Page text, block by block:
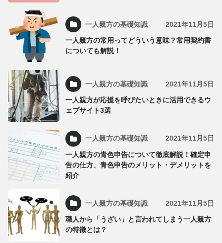
一人親方の基礎知識 2021年11月5日
一人親方の常用ってどういう意味？常用契約書
についても解説！
一人親方の基礎知識 2021年11月5日
一人親方が応援を呼びたいときに活用できるウ
ェブサイト3選
一人親方の基礎知識 2021年11月5日
一人親方の青色申告について徹底解説！確定申
告の仕方、青色申告のメリット・デメリットを
紹介
一人親方の基礎知識 2021年11月5日
職人から「うざい」と言われてしまう一人親方
の特徴とは？